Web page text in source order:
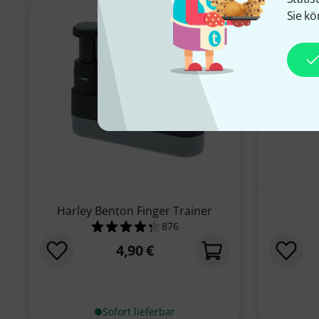
Sie
Harley Benton Finger Trainer
4.3 von 5 Sternen aus 876
876
4,90 €
Sofort lieferbar